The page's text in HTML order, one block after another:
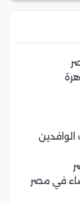
في مصر